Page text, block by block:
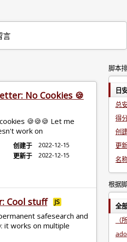
言
No Cookies 🍪
🍪🍪🍪 Let me
work on
创建于
2022-12-15
更新于
2022-12-15
Cool stuff JS
safesearch and
it works on multiple
脚本
日
总
得
创
更
名
根据
全
（